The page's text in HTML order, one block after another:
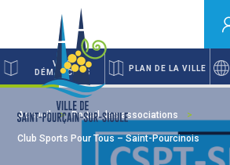
VOS
DÉMARCHES
PLAN DE LA VILLE
Accueil Portail des associations
Club Sports Pour Tous – Saint-Pourcinois